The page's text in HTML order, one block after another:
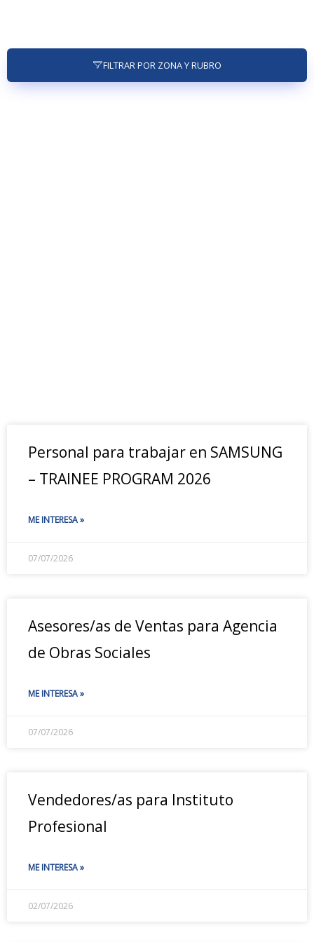
FILTRAR POR ZONA Y RUBRO
Personal para trabajar en SAMSUNG
– TRAINEE PROGRAM 2026
ME INTERESA »
07/07/2026
Asesores/as de Ventas para Agencia
de Obras Sociales
ME INTERESA »
07/07/2026
Vendedores/as para Instituto
Profesional
ME INTERESA »
02/07/2026